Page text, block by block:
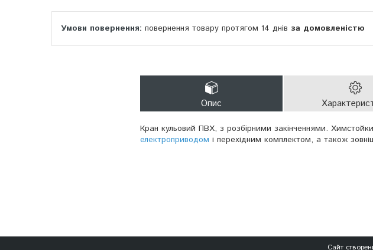
повернення товару протягом 14 днів за домовленістю
Опис
Кран кульовий ПВХ, з розбірними закінченнями.
електроприводом і перехідним комплектом, а також
Сайт